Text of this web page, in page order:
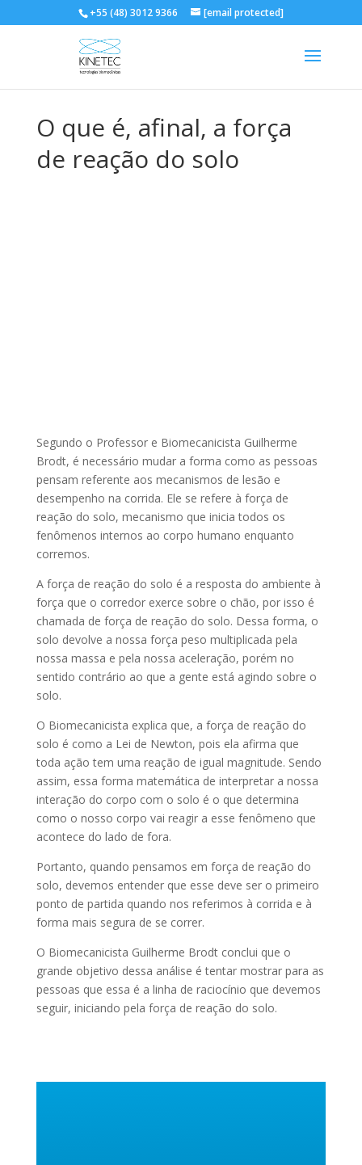
+55 (48) 3012 9366 [email protected]
O que é, afinal, a força
de reação do solo
Segundo o Professor e Biomecanicista Guilherme
Brodt, é necessário mudar a forma como as pessoas
pensam referente aos mecanismos de lesão e
desempenho na corrida. Ele se refere à força de
reação do solo, mecanismo que inicia todos os
fenômenos internos ao corpo humano enquanto
corremos.
A força de reação do solo é a resposta do ambiente à
força que o corredor exerce sobre o chão, por isso é
chamada de força de reação do solo. Dessa forma, o
solo devolve a nossa força peso multiplicada pela
nossa massa e pela nossa aceleração, porém no
sentido contrário ao que a gente está agindo sobre o
solo.
O Biomecanicista explica que, a força de reação do
solo é como a Lei de Newton, pois ela afirma que
toda ação tem uma reação de igual magnitude. Sendo
assim, essa forma matemática de interpretar a nossa
interação do corpo com o solo é o que determina
como o nosso corpo vai reagir a esse fenômeno que
acontece do lado de fora.
Portanto, quando pensamos em força de reação do
solo, devemos entender que esse deve ser o primeiro
ponto de partida quando nos referimos à corrida e à
forma mais segura de se correr.
O Biomecanicista Guilherme Brodt conclui que o
grande objetivo dessa análise é tentar mostrar para as
pessoas que essa é a linha de raciocínio que devemos
seguir, iniciando pela força de reação do solo.